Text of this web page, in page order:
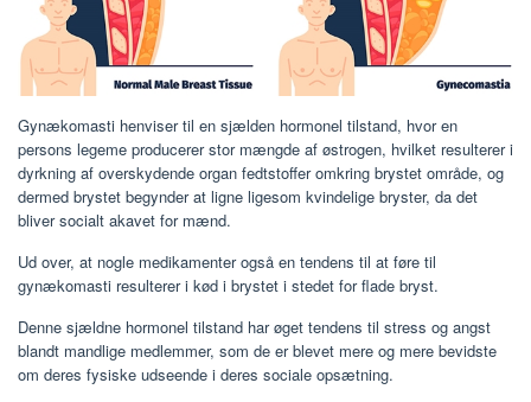
Gynækomasti henviser til en sjælden hormonel tilstand, hvor en
persons legeme producerer stor mængde af østrogen, hvilket resulterer i
dyrkning af overskydende organ fedtstoffer omkring brystet område, og
dermed brystet begynder at ligne ligesom kvindelige bryster, da det
bliver socialt akavet for mænd.
Ud over, at nogle medikamenter også en tendens til at føre til
gynækomasti resulterer i kød i brystet i stedet for flade bryst.
Denne sjældne hormonel tilstand har øget tendens til stress og angst
blandt mandlige medlemmer, som de er blevet mere og mere bevidste
om deres fysiske udseende i deres sociale opsætning.